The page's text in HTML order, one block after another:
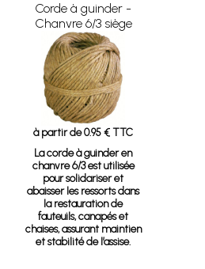
Corde à guinder -
Chanvre 6/3 siège
à partir de 0.95 € TTC
La corde à guinder en
chanvre 6/3 est utilisée
pour solidariser et
abaisser les ressorts dans
la restauration de
fauteuils, canapés et
chaises, assurant maintien
et stabilité de l’assise.